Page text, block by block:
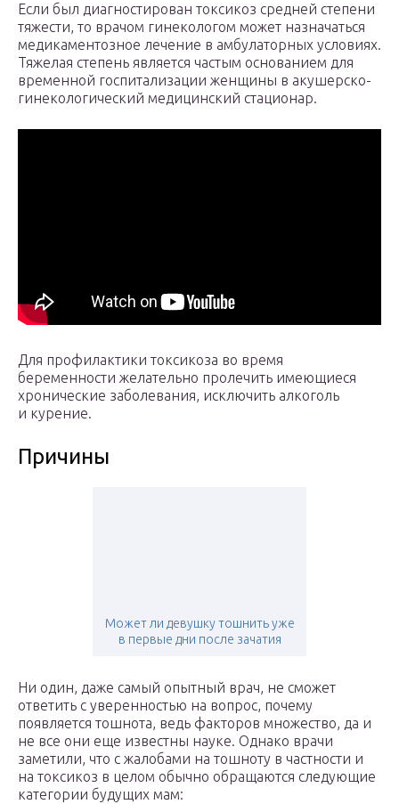
Если был диагностирован токсикоз средней степени
тяжести, то врачом гинекологом может назначаться
медикаментозное лечение в амбулаторных условиях.
Тяжелая степень является частым основанием для
временной госпитализации женщины в акушерско-
гинекологический медицинский стационар.
Для профилактики токсикоза во время
беременности желательно пролечить имеющиеся
хронические заболевания, исключить алкоголь
и курение.
Причины
Может ли девушку тошнить уже
в первые дни после зачатия
Ни один, даже самый опытный врач, не сможет
ответить с уверенностью на вопрос, почему
появляется тошнота, ведь факторов множество, да и
не все они еще известны науке. Однако врачи
заметили, что с жалобами на тошноту в частности и
на токсикоз в целом обычно обращаются следующие
категории будущих мам: